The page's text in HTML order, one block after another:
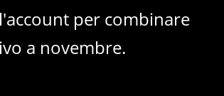
per combinare
a novembre.